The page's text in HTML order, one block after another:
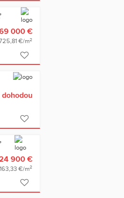
000 €
€/m2
dohodou
900 €
€/m2